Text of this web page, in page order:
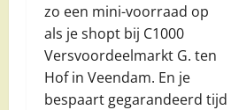
zo een mini-voorraad op
als je shopt bij C1000
Versvoordeelmarkt G. ten
Hof in Veendam. En je
bespaart gegarandeerd tijd